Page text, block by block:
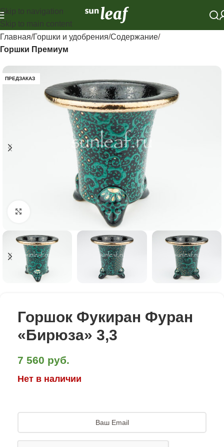
Skip to navigation
Skip to main content
Главная Горшки и удобрения Содержание
Горшки Премиум
ПРЕДЗАКАЗ
Горшок Фукиран Фуран
«Бирюза» 3,3
7 560 руб.
Нет в наличии